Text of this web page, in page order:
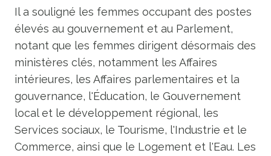
Il a souligné les femmes occupant des postes
élevés au gouvernement et au Parlement,
notant que les femmes dirigent désormais des
ministères clés, notamment les Affaires
intérieures, les Affaires parlementaires et la
gouvernance, l'Éducation, le Gouvernement
local et le développement régional, les
Services sociaux, le Tourisme, l'Industrie et le
Commerce, ainsi que le Logement et l'Eau. Les